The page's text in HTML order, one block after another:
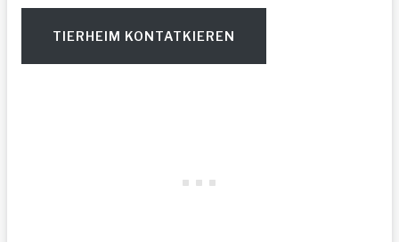
TIERHEIM KONTATKIEREN